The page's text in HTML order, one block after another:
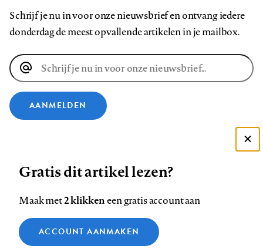
Schrijf je nu in voor onze nieuwsbrief en ontvang iedere
donderdag de meest opvallende artikelen in je mailbox.
E-
mailadres
AANMELDEN
ons
op
Facebook
ons
op
LinkedIn
ons
op
Bluesky
ons
op
Instagram
ons
op
YouTube
ons
Footer
Contact Colofon Disclaimer Privacy
Medische vragen verdienen
Zie onze cookie policy
Analytische cookies
Gratis dit artikel lezen?
Maak met2 klikkeneen gratis account aan
ACCOUNT AANMAKEN